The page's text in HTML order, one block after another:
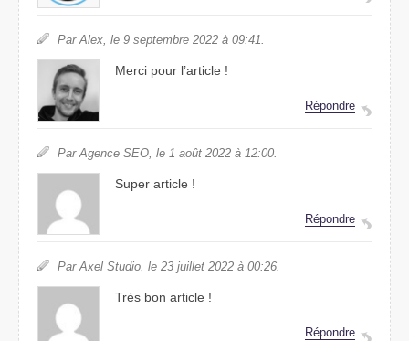
Par Alex, le 9 septembre 2022 à 09:41.
Merci pour l’article !
Répondre
Par Agence SEO, le 1 août 2022 à 12:00.
Super article !
Répondre
Par Axel Studio, le 23 juillet 2022 à 00:26.
Très bon article !
Répondre